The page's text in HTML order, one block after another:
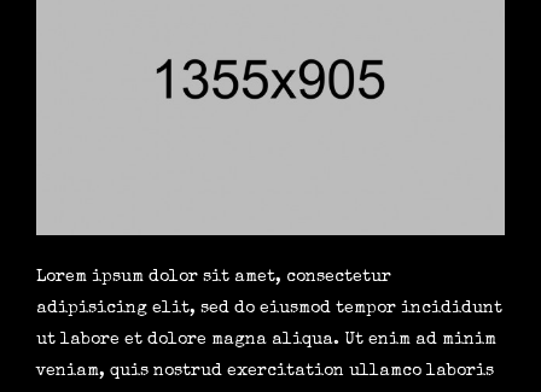
Lorem ipsum dolor sit amet, consectetur
adipisicing elit, sed do eiusmod tempor incididunt
ut labore et dolore magna aliqua. Ut enim ad minim
veniam, quis nostrud exercitation ullamco laboris